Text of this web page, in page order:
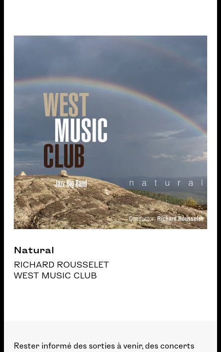
Natural
RICHARD ROUSSELET
WEST MUSIC CLUB
Rester informé des sorties à venir, des concerts